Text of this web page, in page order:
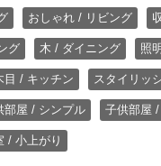
おしゃれ / リビング
グ 木 / ダイニング 照
目 / キッチン スタイリッ
部屋 / シンプル 子供部屋
/ 小上がり